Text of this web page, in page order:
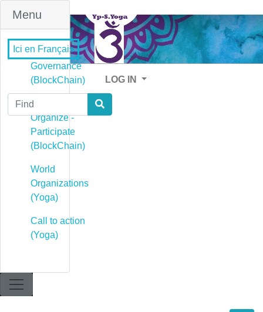
Menu
Governance
(BlockChain)
Governance -
Organize -
Participate
(BlockChain)
World
Organizations
(Yoga)
Call to action
(Yoga)
Ici en Français
LOG IN
Find